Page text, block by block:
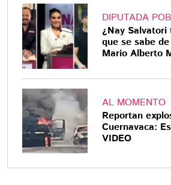
DIPUTADA
¿Nay Salvatori
que se sabe
Mario Alberto
AL MOMENTO
Reportan
Cuernavaca:
VIDEO